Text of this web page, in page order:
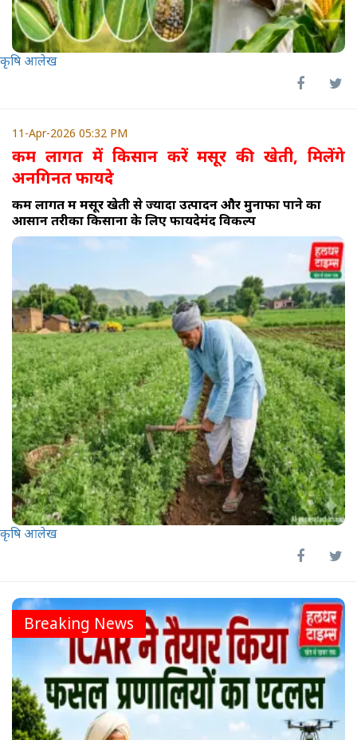
कृषि आलेख
11-Apr-2026 05:32 PM
कम लागत में किसान करें मसूर की खेती, मिलेंगे
अनगिनत फायदे
कम लागत में मसूर खेती से ज्यादा उत्पादन और मुनाफा पाने का
आसान तरीका किसानों के लिए फायदेमंद विकल्प
कृषि आलेख
Breaking News